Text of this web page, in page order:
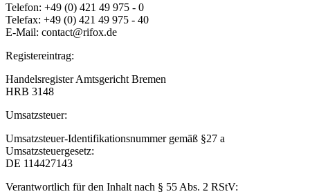
Telefon: +49 (0) 421 49 975 - 0
Telefax: +49 (0) 421 49 975 - 40
E-Mail: contact@rifox.de
Registereintrag:
Handelsregister Amtsgericht Bremen
HRB 3148
Umsatzsteuer:
Umsatzsteuer-Identifikationsnummer gemäß §27 a
Umsatzsteuergesetz:
DE 114427143
Verantwortlich für den Inhalt nach § 55 Abs. 2 RStV: